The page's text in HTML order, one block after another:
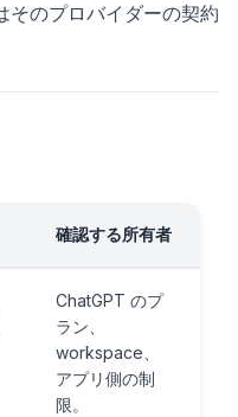
そのプロバイダーの契約
確認する所有者
ChatGPT のプ
ラン、
workspace、
アプリ側の制
限。